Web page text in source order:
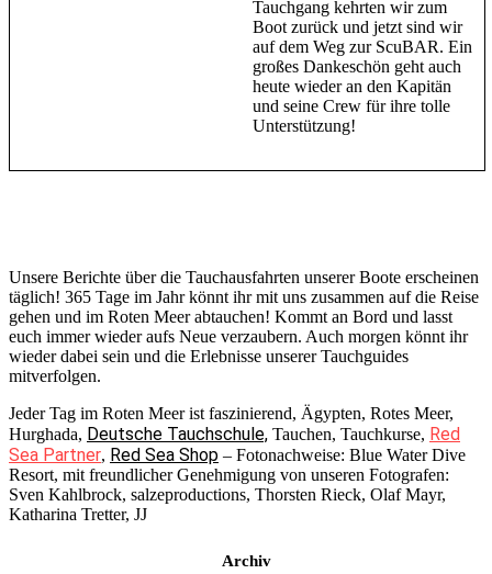
Tauchgang kehrten wir zum
Boot zurück und jetzt sind wir
auf dem Weg zur ScuBAR. Ein
großes Dankeschön geht auch
heute wieder an den Kapitän
und seine Crew für ihre tolle
Unterstützung!
Unsere Berichte über die Tauchausfahrten unserer Boote erscheinen
täglich! 365 Tage im Jahr könnt ihr mit uns zusammen auf die Reise
gehen und im Roten Meer abtauchen! Kommt an Bord und lasst
euch immer wieder aufs Neue verzaubern. Auch morgen könnt ihr
wieder dabei sein und die Erlebnisse unserer Tauchguides
mitverfolgen.
Jeder Tag im Roten Meer ist faszinierend, Ägypten, Rotes Meer,
Hurghada, Deutsche Tauchschule, Tauchen, Tauchkurse, Red
Sea Partner, Red Sea Shop – Fotonachweise: Blue Water Dive
Resort, mit freundlicher Genehmigung von unseren Fotografen:
Sven Kahlbrock, salzeproductions, Thorsten Rieck, Olaf Mayr,
Katharina Tretter, JJ
Archiv